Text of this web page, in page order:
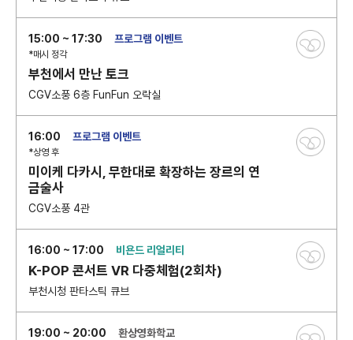
15:00 ~ 17:30
*매시 정각
프로그램 이벤트
부천에서 만난 토크
CGV소풍 6층 FunFun 오락실
16:00
*상영 후
프로그램 이벤트
미이케 다카시, 무한대로 확장하는 장르의 연
금술사
CGV소풍 4관
16:00 ~ 17:00 비욘드 리얼리티
K-POP 콘서트 VR 다중체험(2회차)
부천시청 판타스틱 큐브
19:00 ~ 20:00 환상영화학교